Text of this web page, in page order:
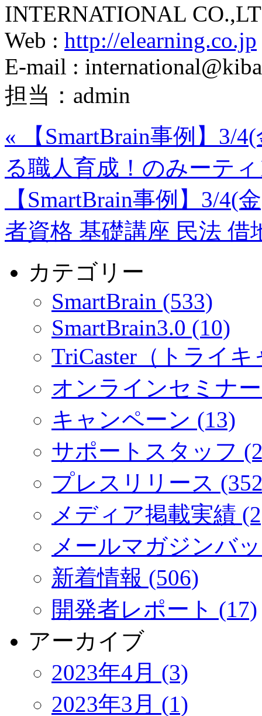
INTERNATIONAL
Web : http://elearning.co.jp
E-mail :
担当：admin
« 【SmartBrain事例】3/
る職人育成！のみーテ
【SmartBrain事例】3/4(
者資格 基礎講座 民法
カテゴリー
SmartBrain (533)
SmartBrain3.0 (10)
TriCaster（トライ
オンラインセミナ
キャンペーン (13)
サポートスタッフ
プレスリリース
メディア掲載実績
メールマガジンバ
新着情報 (506)
開発者レポート (17)
アーカイブ
2023年4月 (3)
2023年3月 (1)